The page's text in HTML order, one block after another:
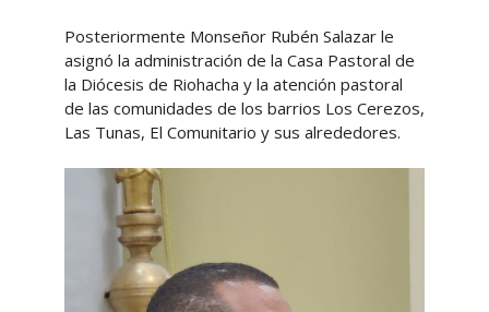
Posteriormente Monseñor Rubén Salazar le
asignó la administración de la Casa Pastoral de
la Diócesis de Riohacha y la atención pastoral
de las comunidades de los barrios Los Cerezos,
Las Tunas, El Comunitario y sus alrededores.